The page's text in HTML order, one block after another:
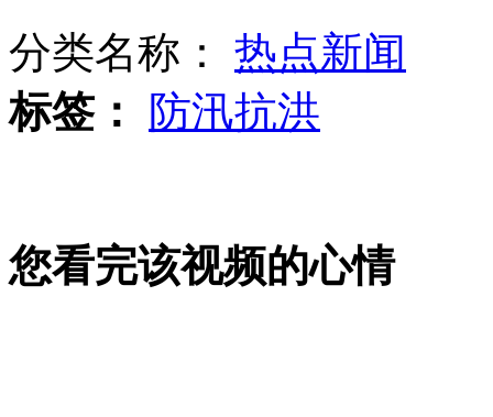
赌博怕老婆 男子跳河众人救援
分类名称： 热点新闻
标签：
防汛抗洪
您看完该视频的心情